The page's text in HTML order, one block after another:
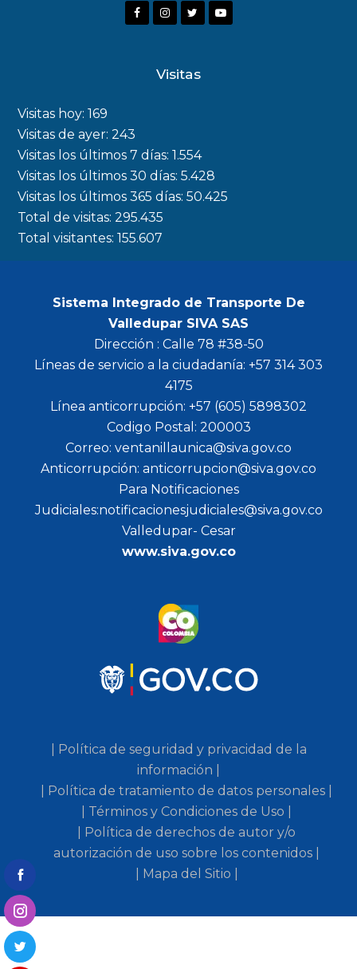
Visitas
Visitas hoy:169
Visitas de ayer:243
Visitas los últimos 7 días:1.554
Visitas los últimos 30 días:5.428
Visitas los últimos 365 días:50.425
Total de visitas:295.435
Total visitantes:155.607
Sistema Integrado de Transporte De
Valledupar SIVA SAS
Dirección : Calle 78 #38-50
Líneas de servicio a la ciudadanía: +57 314 303
4175
Línea anticorrupción: +57 (605) 5898302
Codigo Postal: 200003
Correo: ventanillaunica@siva.gov.co
Anticorrupción: anticorrupcion@siva.gov.co
Para Notificaciones
Judiciales:notificacionesjudiciales@siva.gov.co
Valledupar- Cesar
www.siva.gov.co
| Política de seguridad y privacidad de la
información |
| Política de tratamiento de datos personales |
| Términos y Condiciones de Uso |
| Política de derechos de autor y/o
autorización de uso sobre los contenidos |
| Mapa del Sitio |